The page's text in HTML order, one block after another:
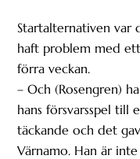
Startalternativen var
haft problem med
förra veckan.
– Och (Rosengren)
hans försvarsspel till
täckande och det
Värnamo. Han är